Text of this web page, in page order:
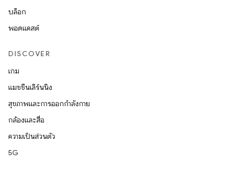
บล็อก
พอดแคสต์
DISCOVER
เกม
แมชชีนเลิร์นนิง
สุขภาพและการออกกำลังกาย
กล้องและสื่อ
ความเป็นส่วนตัว
5G